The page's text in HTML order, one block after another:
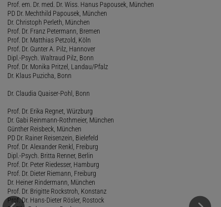
Prof. em. Dr. med. Dr. Wiss. Hanus Papousek, München
PD Dr. Mechthild Papousek, München
Dr. Christoph Perleth, München
Prof. Dr. Franz Petermann, Bremen
Prof. Dr. Matthias Petzold, Köln
Prof. Dr. Gunter A. Pilz, Hannover
Dipl.-Psych. Waltraud Pilz, Bonn
Prof. Dr. Monika Pritzel, Landau/Pfalz
Dr. Klaus Puzicha, Bonn
Dr. Claudia Quaiser-Pohl, Bonn
Prof. Dr. Erika Regnet, Würzburg
Dr. Gabi Reinmann-Rothmeier, München
Günther Reisbeck, München
PD Dr. Rainer Reisenzein, Bielefeld
Prof. Dr. Alexander Renkl, Freiburg
Dipl.-Psych. Britta Renner, Berlin
Prof. Dr. Peter Riedesser, Hamburg
Prof. Dr. Dieter Riemann, Freiburg
Dr. Heiner Rindermann, München
Prof. Dr. Brigitte Rockstroh, Konstanz
Prof. Dr. Hans-Dieter Rösler, Rostock